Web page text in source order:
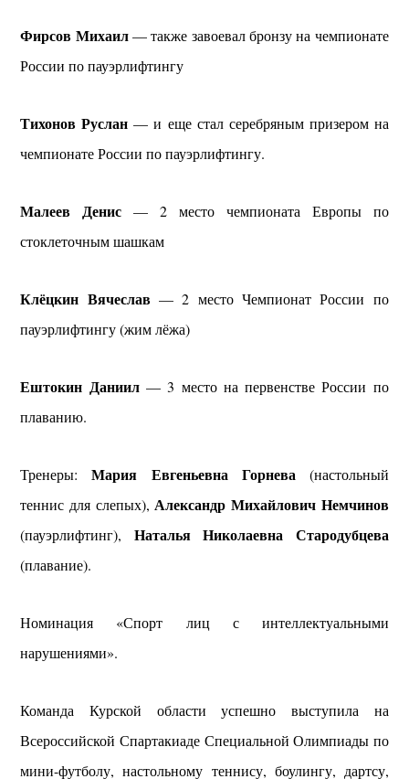
Фирсов Михаил— также завоевал бронзу на чемпионате
России по пауэрлифтингу
Тихонов Руслан — и еще стал серебряным призером на
чемпионате России по пауэрлифтингу.
Малеев Денис — 2 место чемпионата Европы по
стоклеточным шашкам
Клёцкин Вячеслав— 2 место Чемпионат России по
пауэрлифтингу (жим лёжа)
Ештокин Даниил— 3 место на первенстве России по
плаванию.
Тренеры:Мария Евгеньевна Горнева (настольный
теннис для слепых), Александр Михайлович Немчинов
(пауэрлифтинг), Наталья Николаевна Стародубцева
(плавание).
Номинация «Спорт лиц с интеллектуальными
нарушениями».
Команда Курской области успешно выступила на
Всероссийской Спартакиаде Специальной Олимпиады по
мини-футболу, настольному теннису, боулингу, дартсу,